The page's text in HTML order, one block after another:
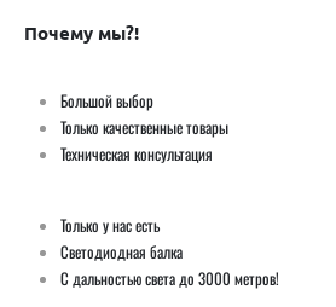
Почему мы?!
Большой выбор
Только качественные товары
Техническая консультация
Только у нас есть
Светодиодная балка
С дальностью света до 3000 метров!